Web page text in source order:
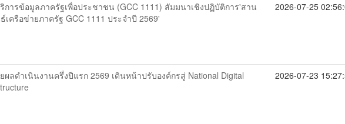
การข้อมูลภาครัฐเพื่อประชาชน (GCC 1111) สัมมนาเชิงปฏิบัติการ'สาน
เครือข่ายภาครัฐ GCC 1111 ประจำปี 2569'
2026-07-25
ยผลดำเนินงานครึ่งปีแรก 2569 เดินหน้าปรับองค์กรสู่ National Digital
2026-07-23